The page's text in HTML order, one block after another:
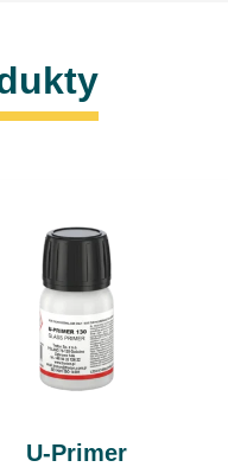
U-Primer